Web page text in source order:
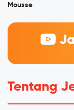
Mousse
Tentang